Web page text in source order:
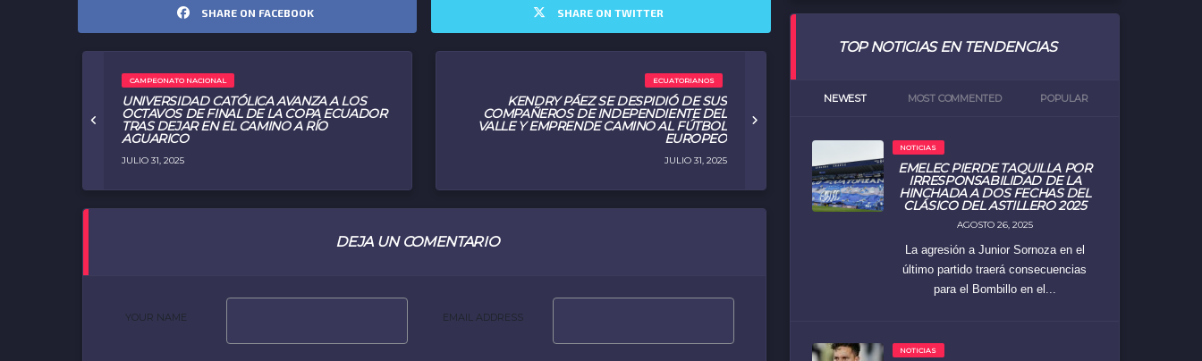
SHARE ON FACEBOOK SHARE ON TWITTER
CAMPEONATO NACIONAL
UNIVERSIDAD CATÓLICA AVANZA A LOS
OCTAVOS DE FINAL DE LA COPA ECUADOR
TRAS DEJAR EN EL CAMINO A RÍO
AGUARICO
JULIO 31, 2025
ECUATORIANOS
KENDRY PÁEZ SE DESPIDIÓ DE SUS
COMPAÑEROS DE INDEPENDIENTE DEL
VALLE Y EMPRENDE CAMINO AL FÚTBOL
EUROPEO
JULIO 31, 2025
DEJA UN COMENTARIO
YOUR NAME EMAIL ADDRESS
TOP NOTICIAS EN TENDENCIAS
NEWEST MOST COMMENTED POPULAR
NOTICIAS
EMELEC PIERDE TAQUILLA POR
IRRESPONSABILIDAD DE LA
HINCHADA A DOS FECHAS DEL
CLÁSICO DEL ASTILLERO 2025
AGOSTO 26, 2025
La agresión a Junior Sornoza en el
último partido traerá consecuencias
para el Bombillo en el...
NOTICIAS